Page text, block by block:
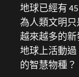
地球已經有
為人類文明只
越來越多的
地球上活動
的智慧物種？